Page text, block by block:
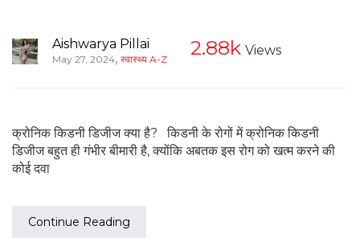
Aishwarya Pillai
May 27, 2024, स्वास्थ्य A-Z 2.88k Views
क्रोनिक किडनी डिजीज क्या है? किडनी के रोगों में क्रोनिक किडनी
डिजीज बहुत ही गंभीर बीमारी है, क्योंकि अबतक इस रोग को खत्म करने की
कोई दवा
Continue Reading